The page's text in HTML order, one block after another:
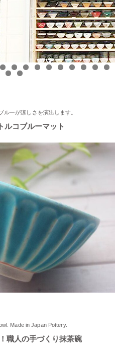
ーナーにて白いごはん器のお
れました！ 近郊版(犬山、小牧
大口町)の地域の方、ぜひご覧
！≫ 今シーズンも元気に営業
品たくさんご用意しておりま
ております。
ジに使用されました！≫ 5月7
北海道こしみず 三種のじゃが
ージに、当店のオリジナル商品
ーメインプレート】が使用さ
しております♪ みなさまのご来
0 1 2 3 4 5 6 7 8 9
2 3
ルーが涼しさを演出します。
ルコブルーマット
Made in Japan Pottery.
職人の手づくり抹茶碗